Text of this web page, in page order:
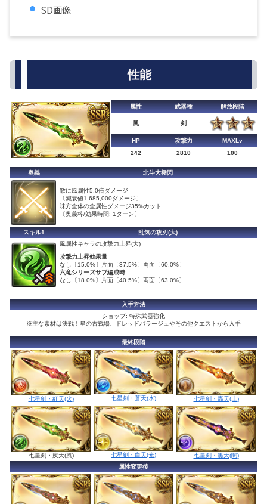
SD画像
性能
属性 武器種 解放段階
風 剣
HP 攻撃力
MAXLv
242
2810 100
奥義 北斗大極閃
敵に風属性5.0倍ダメージ
〔減衰値1,685,000ダメージ〕
味方全体の全属性ダメージ35%カット
〔奥義枠/効果時間: 1ターン〕
スキル1
乱気の攻刃(大)
風属性キャラの攻撃力上昇(大)
攻撃力上昇効果量
なし〔15.0%〕片面〔37.5%〕両面〔60.0%〕
六竜シリーズサブ編成時
なし〔18.0%〕片面〔40.5%〕両面〔63.0%〕
入手方法
ショップ: 特殊武器強化
※主な素材は決戦！星の古戦場、ドレッドバラージュやその他クエストから入手
最終段階
七星剣・紅天(火) 七星剣・蒼天(水) 七星剣・轟天(土)
七星剣・疾天(風) 七星剣・白天(光)
七星剣・黒天(闇)
属性変更後